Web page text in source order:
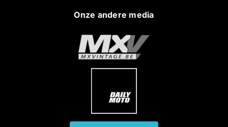
Onze andere media